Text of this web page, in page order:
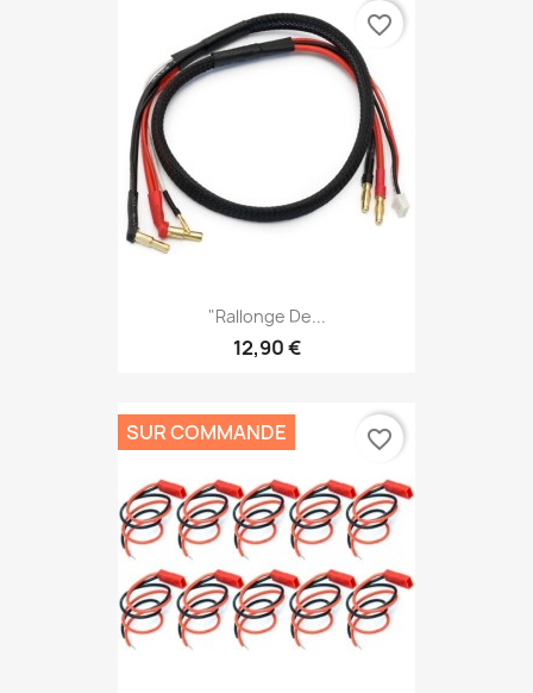
"Rallonge De...
12,90 €
favorite_border
SUR COMMANDE favorite_border